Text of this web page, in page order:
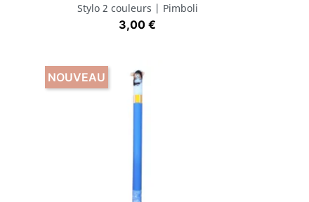
Stylo 2 couleurs | Pimboli
Prix
3,00 €
NOUVEAU